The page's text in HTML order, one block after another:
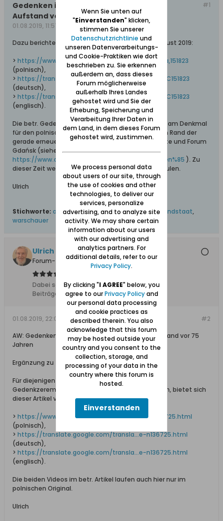
#1
Gedenken in Danzig an den Warschauer
Aufstand vor 75 Jahren
01.08.2019, 11:57
Dazu berichtet dieser gdansk.pl-Artikel vom 1. August 2019:
> https://www.gdansk.pl/wiadomosci/god...tosci,a,151823
(polnisch),
> https://translate.google.com/transla...i%2Ca%2C151823
(deutsch),
> https://translate.google.com/transla...i%2Ca%2C151823
(englisch).
Die betr. Gedenkzeremonie findet statt um 17 Uhr am Denkmal
für den polnischen Untergrundstaat 1939-1945 am Rand der
gerade erneuerten Parkanlage zwischen Silberhütte und Forum
Gdańsk (siehe dazu #63 in >
https://www.danzig.de/showthread.ph...inbegriffen%85 ). Zu
dieser Zeit werden in der ganzen Stadt Sirenen heulen.
Ulrich
Stichworte: aufstand,denkmal, sirenen,untergrundstaat,
warschauer
Ulrich 31
Forum-Teilnehmer
Dabei seit:04.11.2011
Beiträge:
8612
#2
01.08.2019, 22:02
AW: Gedenken in Danzig an den Warschauer Aufstand vor 75
Jahren
Ergänzung zu #1:
Für diejenigen von Euch, die sich den Ablauf dieser
Gedenkzeremonie ansehen und anhören möchten, bietet sich
dieser Artikel von trojmiasto.pl an:
> https://www.trojmiasto.pl/wiadomosci...e-n136725.html
(polnisch),
> https://translate.google.com/transla...e-n136725.html
(deutsch),
> https://translate.google.com/transla...e-n136725.html
(englisch).
Die beiden Videos im betr. Artikel laufen auch hier nur im
polnischen Original.
Ulrich
Wenn Sie unten auf
"Einverstanden" klicken,
stimmen Sie unserer
Datenschutzrichtlinie und
unseren Datenverarbeitungs-
und Cookie-Praktiken wie dort
beschrieben zu. Sie erkennen
außerdem an, dass dieses
Forum möglicherweise
außerhalb Ihres Landes
gehostet wird und Sie der
Erhebung, Speicherung und
Verarbeitung Ihrer Daten in
dem Land, in dem dieses Forum
gehostet wird, zustimmen.
We process personal data
about users of our site, through
the use of cookies and other
technologies, to deliver our
services, personalize
advertising, and to analyze site
activity. We may share certain
information about our users
with our advertising and
analytics partners. For
additional details, refer to our
Privacy Policy.
By clicking "I AGREE" below, you
agree to ourPrivacy Policyand
our personal data processing
and cookie practices as
described therein. You also
acknowledge that this forum
may be hosted outside your
country and you consent to the
collection, storage, and
processing of your data in the
country where this forum is
hosted.
Einverstanden